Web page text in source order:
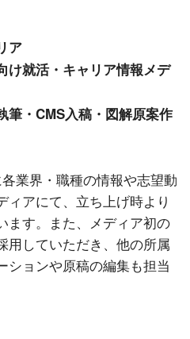
ア
け就活・キャリア情報メデ
筆・CMS入稿・図解原案作
業界・職種の情報や志望動
アにて、立ち上げ時より
ます。また、メディア初の
用していただき、他の所属
ションや原稿の編集も担当